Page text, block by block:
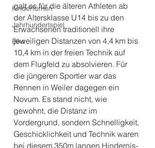
Kinderturnen
Jahrhundertspiel
Bike
galt es für die älteren Athleten ab
der Altersklasse U14 bis zu den
Erwachsenen traditionell ihre
jeweiligen Distanzen von 4,4 km bis
10,4 km in der freien Technik auf
dem Flugfeld zu absolvieren. Für
die jüngeren Sportler war das
Rennen in Weiler dagegen ein
Novum. Es stand nicht, wie
gewohnt, die Distanz im
Vordergrund, sondern Schnelligkeit,
Geschicklichkeit und Technik waren
bei diesem 350m langen Hindernis-